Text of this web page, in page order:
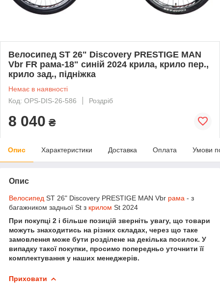
Велосипед ST 26" Discovery PRESTIGE MAN
Vbr FR рама-18" синій 2024 крила, крило пер.,
крило зад., підніжка
Немає в наявності
Код: OPS-DIS-26-586
Роздріб
8 040 ₴
Опис Характеристики Доставка Оплата Умови
Опис
Велосипед ST 26" Discovery PRESTIGE MAN Vbr рама - з
багажником задньої St з крилом St 2024
При покупці 2 і більше позицій зверніть увагу, що товари
можуть знаходитись на різних складах, через що таке
замовлення може бути розділене на декілька посилок. У
випадку такої покупки, просимо попередньо уточнити її
комплектування у наших менеджерів.
Приховати